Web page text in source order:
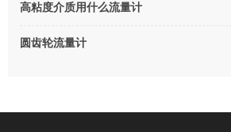
高粘度介质用什么流量计
圆齿轮流量计